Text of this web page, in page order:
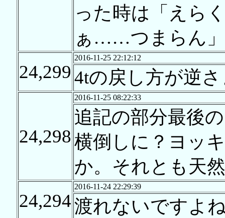
った時は「えら
ぁ……つまらん」
24,299
2016-11-25 22:12:12
4tの戻し方が逆
24,298
2016-11-25 08:22:33
追記の部分最後
横倒しに？ヨッ
か。それとも天
24,294
2016-11-24 22:29:39
渡れないですよ